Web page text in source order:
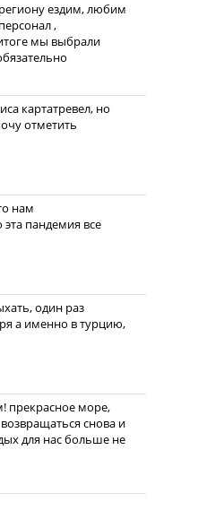
ездим, любим
,
мы выбрали
картатревел, но
отметить
нам
эта пандемия все
один раз
а именно в турцию,
прекрасное море,
снова и
для нас больше не